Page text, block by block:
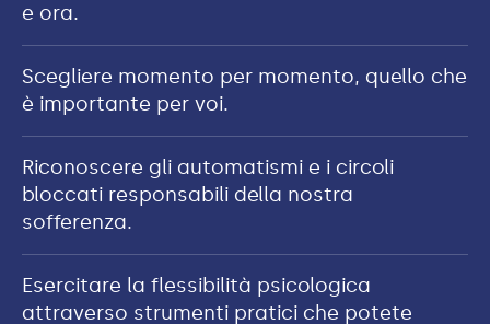
e ora.
Scegliere momento per momento, quello che
è importante per voi.
Riconoscere gli automatismi e i circoli
bloccati responsabili della nostra
sofferenza.
Esercitare la flessibilità psicologica
attraverso strumenti pratici che potete